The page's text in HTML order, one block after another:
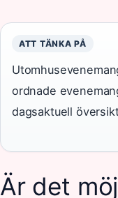
ATT TÄNKA PÅ
ordnade
dagsaktuell
Är det